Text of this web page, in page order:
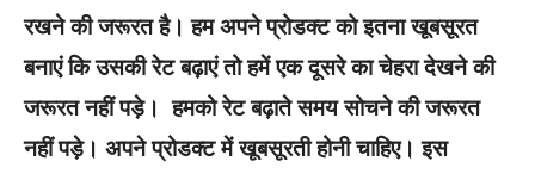
रखने की जरूरत है। हम अपने प्रोडक्ट को इतना खूबसूरत
बनाएं कि उसकी रेट बढ़ाएं तो हमें एक दूसरे का चेहरा देखने की
जरूरत नहीं पड़े। हमको रेट बढ़ाते समय सोचने की जरूरत
नहीं पड़े। अपने प्रोडक्ट में खूबसूरती होनी चाहिए। इस